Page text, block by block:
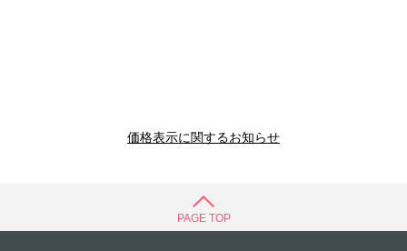
価格表示に関するお知らせ
PAGE TOP